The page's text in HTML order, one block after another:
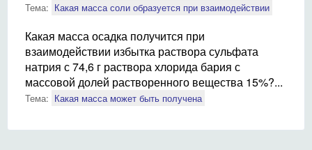
Тема: Какая масса соли образуется при взаимодействии
Какая масса осадка получится при
взаимодействии избытка раствора сульфата
натрия с 74,6 г раствора хлорида бария с
массовой долей растворенного вещества 15%?...
Тема: Какая масса может быть получена